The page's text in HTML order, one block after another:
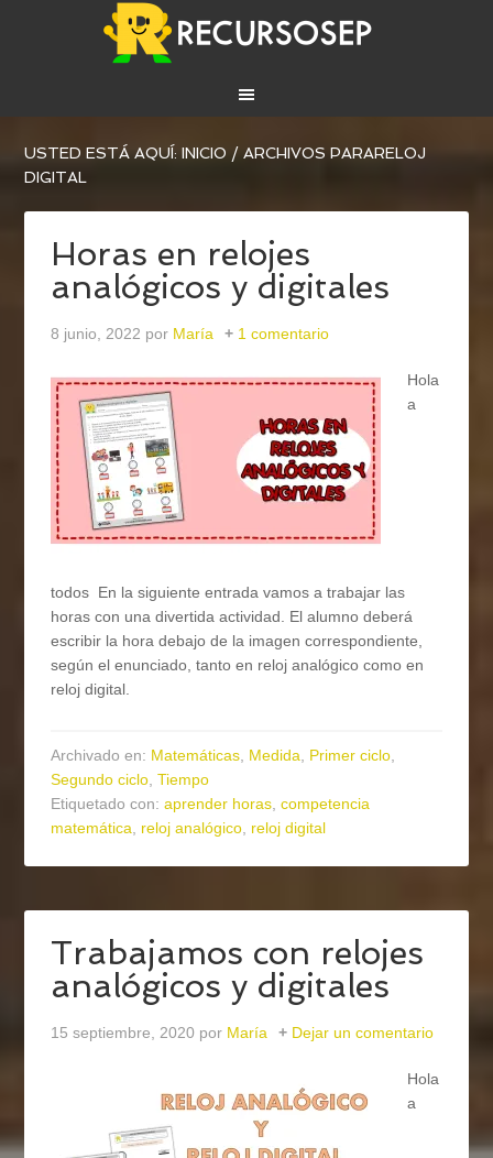
USTED ESTÁ AQUÍ:INICIO / ARCHIVOS PARARELOJ
DIGITAL
Horas en relojes
analógicos y digitales
8 junio, 2022 por María 1 comentario
Hola
a
todos En la siguiente entrada vamos a trabajar las
horas con una divertida actividad. El alumno deberá
escribir la hora debajo de la imagen correspondiente,
según el enunciado, tanto en reloj analógico como en
reloj digital.
Archivado en: Matemáticas, Medida, Primer ciclo,
Segundo ciclo,Tiempo
Etiquetado con:aprender horas,competencia
matemática, reloj analógico, reloj digital
Trabajamos con relojes
analógicos y digitales
15 septiembre, 2020 por María Dejar un comentario
Hola
a